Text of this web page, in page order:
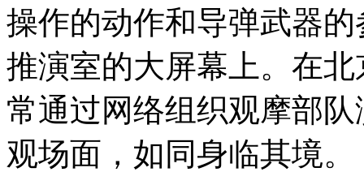
操作的动作和导弹武器
推演室的大屏幕上。在
常通过网络组织观摩部
观场面，如同身临其境。